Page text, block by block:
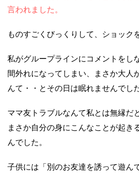
言われました。
ものすごくびっくりして、ショック
私がグループラインにコメントをし
間外れになってしまい、まさか大人
んて・・とその日は眠れませんでした
ママ友トラブルなんて私とは無縁だ
まさか自分の身にこんなことが起き
んでした。
子供には「別のお友達を誘って遊ん